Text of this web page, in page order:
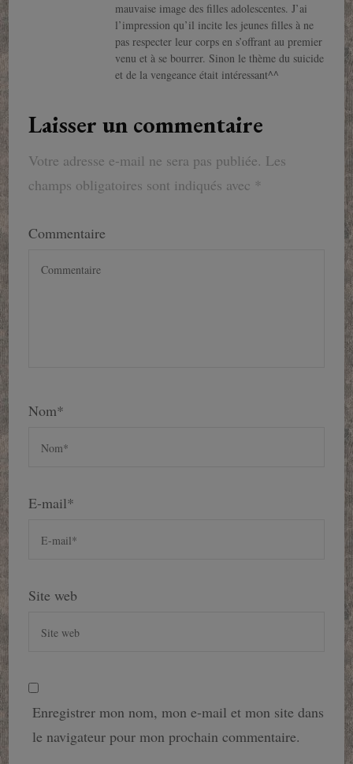
mauvaise image des filles adolescentes. J’ai
l’impression qu’il incite les jeunes filles à ne
pas respecter leur corps en s’offrant au premier
venu et à se bourrer. Sinon le thème du suicide
et de la vengeance était intéressant^^
Laisser un commentaire
Votre adresse e-mail ne sera pas publiée. Les
champs obligatoires sont indiqués avec *
Commentaire
Nom*
E-mail*
Site web
Enregistrer mon nom, mon e-mail et mon site dans
le navigateur pour mon prochain commentaire.